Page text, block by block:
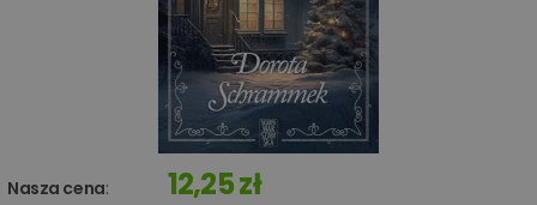
Nasza cena: 12,25 zł